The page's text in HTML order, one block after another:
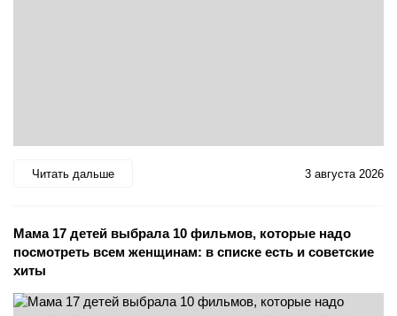
Читать дальше 3 августа 2026
Мама 17 детей выбрала 10 фильмов, которые надо
посмотреть всем женщинам: в списке есть и советские
хиты